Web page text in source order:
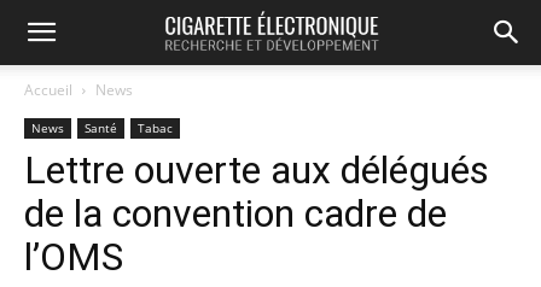
Accueil News
News Santé Tabac
Lettre ouverte aux délégués
de la convention cadre de
l’OMS